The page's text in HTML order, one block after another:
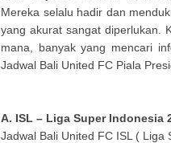
Mereka selalu hadir dan
yang akurat sangat diperlukan.
mana, banyak yang mencari
Jadwal Bali United FC Piala
A. ISL – Liga Super Indonesia
Jadwal Bali United FC ISL ( Liga